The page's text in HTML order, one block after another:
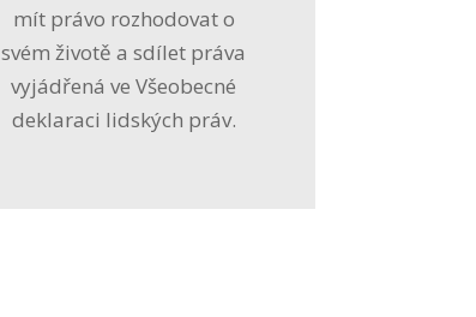
mít právo rozhodovat o
svém životě a sdílet práva
vyjádřená ve Všeobecné
deklaraci lidských práv.